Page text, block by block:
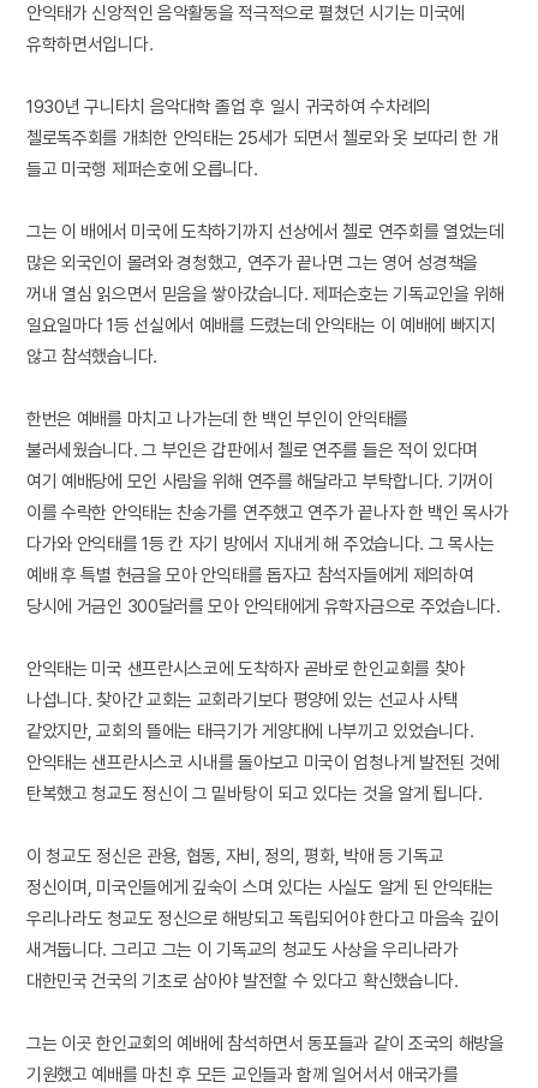
안익태가 신앙적인 음악활동을 적극적으로 펼쳤던 시기는 미국에
유학하면서입니다.
1930년 구니타치 음악대학 졸업 후 일시 귀국하여 수차례의
첼로독주회를 개최한 안익태는 25세가 되면서 첼로와 옷 보따리 한 개
들고 미국행 제퍼슨호에 오릅니다.
그는 이 배에서 미국에 도착하기까지 선상에서 첼로 연주회를 열었는데
많은 외국인이 몰려와 경청했고, 연주가 끝나면 그는 영어 성경책을
꺼내 열심 읽으면서 믿음을 쌓아갔습니다. 제퍼슨호는 기독교인을 위해
일요일마다 1등 선실에서 예배를 드렸는데 안익태는 이 예배에 빠지지
않고 참석했습니다.
한번은 예배를 마치고 나가는데 한 백인 부인이 안익태를
불러세웠습니다. 그 부인은 갑판에서 첼로 연주를 들은 적이 있다며
여기 예배당에 모인 사람을 위해 연주를 해달라고 부탁합니다. 기꺼이
이를 수락한 안익태는 찬송가를 연주했고 연주가 끝나자 한 백인 목사가
다가와 안익태를 1등 칸 자기 방에서 지내게 해 주었습니다. 그 목사는
예배 후 특별 헌금을 모아 안익태를 돕자고 참석자들에게 제의하여
당시에 거금인 300달러를 모아 안익태에게 유학자금으로 주었습니다.
안익태는 미국 샌프란시스코에 도착하자 곧바로 한인교회를 찾아
나섭니다. 찾아간 교회는 교회라기보다 평양에 있는 선교사 사택
같았지만, 교회의 뜰에는 태극기가 게양대에 나부끼고 있었습니다.
안익태는 샌프란시스코 시내를 돌아보고 미국이 엄청나게 발전된 것에
탄복했고 청교도 정신이 그 밑바탕이 되고 있다는 것을 알게 됩니다.
이 청교도 정신은 관용, 협동, 자비, 정의, 평화, 박애 등 기독교
정신이며, 미국인들에게 깊숙이 스며 있다는 사실도 알게 된 안익태는
우리나라도 청교도 정신으로 해방되고 독립되어야 한다고 마음속 깊이
새겨둡니다. 그리고 그는 이 기독교의 청교도 사상을 우리나라가
대한민국 건국의 기초로 삼아야 발전할 수 있다고 확신했습니다.
그는 이곳 한인교회의 예배에 참석하면서 동포들과 같이 조국의 해방을
기원했고 예배를 마친 후 모든 교인들과 함께 일어서서 애국가를